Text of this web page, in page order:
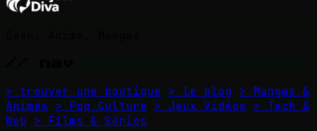
> trouver une boutique > le blog > Mangas &
Animés
> Pop Culture > Jeux Vidéos
> Tech &
Web > Films & Séries